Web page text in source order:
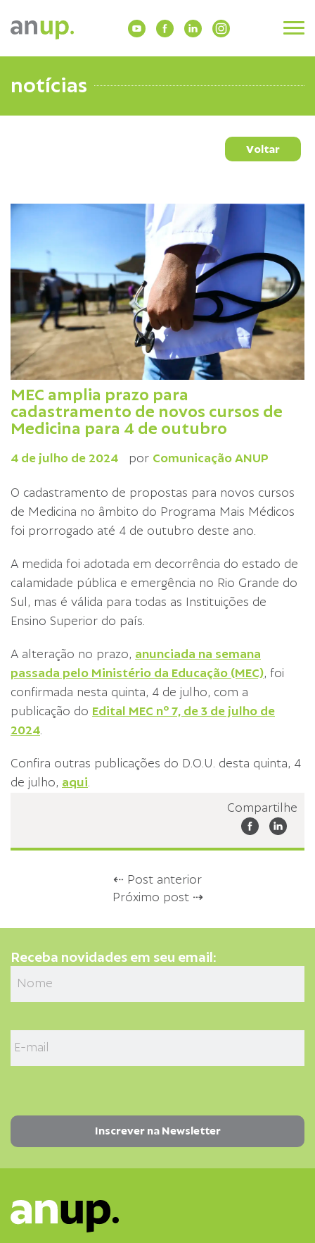
notícias
Voltar
MEC amplia prazo para
cadastramento de novos cursos de
Medicina para 4 de outubro
4 de julho de 2024 por Comunicação ANUP
O cadastramento de propostas para novos cursos
de Medicina no âmbito do Programa Mais Médicos
foi prorrogado até 4 de outubro deste ano.
A medida foi adotada em decorrência do estado de
calamidade pública e emergência no Rio Grande do
Sul, mas é válida para todas as Instituições de
Ensino Superior do país.
A alteração no prazo, anunciada na semana
passada pelo Ministério da Educação (MEC), foi
confirmada nesta quinta, 4 de julho, com a
publicação do Edital MEC nº 7, de 3 de julho de
2024.
Confira outras publicações do D.O.U. desta quinta, 4
de julho, aqui.
Compartilhe
⇠ Post anterior
Próximo post ⇢
Receba novidades em seu email: